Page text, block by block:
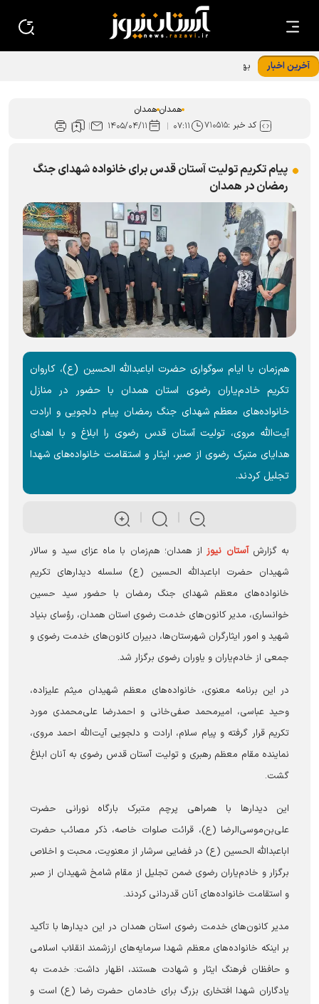
آخرین اخبار بهره‌مندی بیش از ۱۳ هزار نفر از اطعام غدیر در همدان
همدان همدان
کد خبر :۷۱۰۵۱۵ ۰۷:۱۱ ۱۴۰۵/۰۴/۱۱
پیام تکریم تولیت آستان قدس برای خانواده شهدای جنگ
رمضان در همدان
هم‌زمان با ایام سوگواری حضرت اباعبدالله الحسین (ع)، کاروان
تکریم خادم‌یاران رضوی استان همدان با حضور در منازل
خانواده‌های معظم شهدای جنگ رمضان پیام دلجویی و ارادت
آیت‌الله مروی، تولیت آستان قدس رضوی را ابلاغ و با اهدای
هدایای متبرک رضوی از صبر، ایثار و استقامت خانواده‌های شهدا
تجلیل کردند.
به گزارش آستان نیوز از همدان؛ هم‌زمان با ماه عزای سید و سالار
شهیدان حضرت اباعبدالله الحسین (ع) سلسله دیدار‌های تکریم
خانواده‌های معظم شهدای جنگ رمضان با حضور سید حسین
خوانساری، مدیر کانون‌های خدمت رضوی استان همدان، رؤسای بنیاد
شهید و امور ایثارگران شهرستان‌ها، دبیران کانون‌های خدمت رضوی و
جمعی از خادم‌یاران و یاوران رضوی برگزار شد.
در این برنامه معنوی، خانواده‌های معظم شهیدان میثم علیزاده،
وحید عباسی، امیرمحمد صفی‌خانی و احمدرضا علی‌محمدی مورد
تکریم قرار گرفته و پیام سلام، ارادت و دلجویی آیت‌الله احمد مروی،
نماینده مقام معظم رهبری و تولیت آستان قدس رضوی به آنان ابلاغ
گشت.
این دیدار‌ها با همراهی پرچم متبرک بارگاه نورانی حضرت
علی‌بن‌موسی‌الرضا (ع)، قرائت صلوات خاصه، ذکر مصائب حضرت
اباعبدالله الحسین (ع) در فضایی سرشار از معنویت، محبت و اخلاص
برگزار و خادم‌یاران رضوی ضمن تجلیل از مقام شامخ شهیدان از صبر
و استقامت خانواده‌های آنان قدردانی کردند.
مدیر کانون‌های خدمت رضوی استان همدان در این دیدار‌ها با تأکید
بر اینکه خانواده‌های معظم شهدا سرمایه‌های ارزشمند انقلاب اسلامی
و حافظان فرهنگ ایثار و شهادت هستند، اظهار داشت: خدمت به
یادگاران شهدا افتخاری بزرگ برای خادمان حضرت رضا (ع) است و